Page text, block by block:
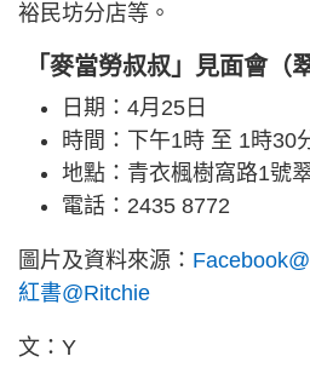
裕民坊分店等。
「麥當勞叔叔」見面會（
日期：4月25日
時間：下午1時 至 1時30
地點：青衣楓樹窩路1號
電話：2435 8772
圖片及資料來源：
紅書@Ritchie
文：Y